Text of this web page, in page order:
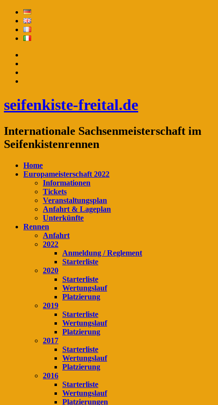
seifenkiste-freital.de
Internationale Sachsenmeisterschaft im
Seifenkistenrennen
Home
Europameisterschaft 2022
Informationen
Tickets
Veranstaltungsplan
Anfahrt & Lageplan
Unterkünfte
Rennen
Anfahrt
2022
Anmeldung / Reglement
Starterliste
2020
Starterliste
Wertungslauf
Platzierung
2019
Starterliste
Wertungslauf
Platzierung
2017
Starterliste
Wertungslauf
Platzierung
2016
Starterliste
Wertungslauf
Platzierungen